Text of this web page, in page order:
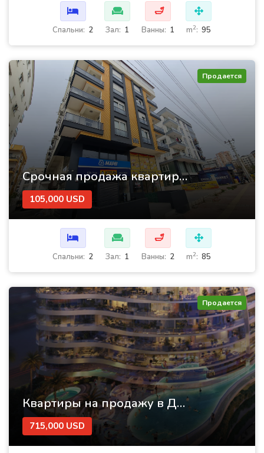
Cпальни: 2 Зал: 1
🛁
Ванны: 1 m2: 95
Продается
Срочная продажа квартиры 2+1 в Муратпаше –
105,000 USD
Cпальни: 2 Зал: 1
🛁
Ванны: 2 m2: 85
Продается
Квартиры на продажу в Дубае в комплексе Canal Crown 2
715,000 USD